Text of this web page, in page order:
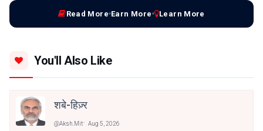
Read More Earn More Learn More
You'll Also Like
शबे-हिज़्र
@aksh.mit Aug 5, 2026